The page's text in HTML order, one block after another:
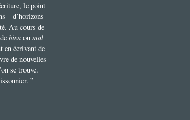
le point
– d’horizons
Au cours de
debien oumal
en écrivant de
de nouvelles
se trouve.
”